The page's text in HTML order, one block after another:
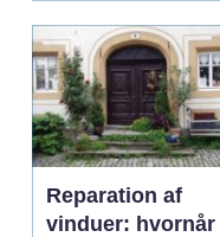
Reparation af
vinduer: hvornår